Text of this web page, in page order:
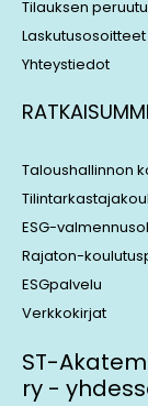
Tilauksen
Laskutusosoitteet
Yhteystiedot
Taloushallinnon
ESG-
Rajaton-
ESGpalvelu
Verkkokirjat
ST-
ry -